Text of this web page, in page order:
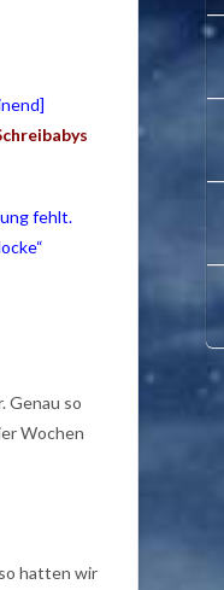
fehlt.
Genau so
Wochen
hatten wir